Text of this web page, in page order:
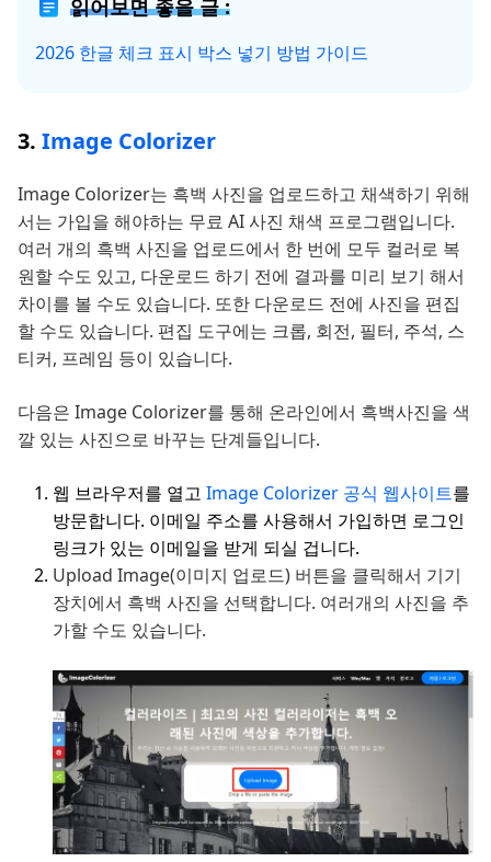
읽어보면 좋을 글 :
2026 한글 체크 표시 박스 넣기 방법 가이드
3. Image Colorizer
Image Colorizer는 흑백 사진을 업로드하고 채색하기 위해
서는 가입을 해야하는 무료 AI 사진 채색 프로그램입니다.
여러 개의 흑백 사진을 업로드에서 한 번에 모두 컬러로 복
원할 수도 있고, 다운로드 하기 전에 결과를 미리 보기 해서
차이를 볼 수도 있습니다. 또한 다운로드 전에 사진을 편집
할 수도 있습니다. 편집 도구에는 크롭, 회전, 필터, 주석, 스
티커, 프레임 등이 있습니다.
다음은 Image Colorizer를 통해 온라인에서 흑백사진을 색
깔 있는 사진으로 바꾸는 단계들입니다.
웹 브라우저를 열고 Image Colorizer 공식 웹사이트를
방문합니다. 이메일 주소를 사용해서 가입하면 로그인
링크가 있는 이메일을 받게 되실 겁니다.
Upload Image(이미지 업로드) 버튼을 클릭해서 기기
장치에서 흑백 사진을 선택합니다. 여러개의 사진을 추
가할 수도 있습니다.